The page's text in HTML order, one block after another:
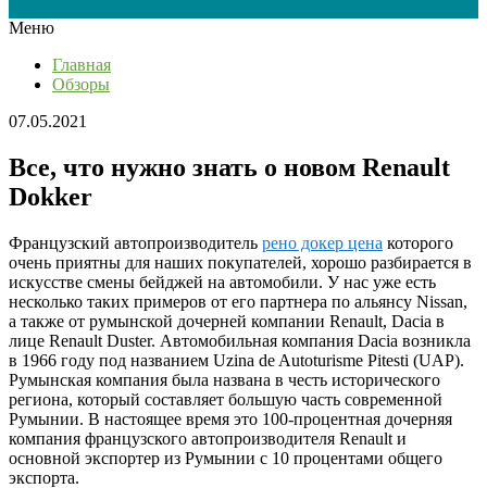
Меню
Главная
Обзоры
07.05.2021
Все, что нужно знать о новом Renault
Dokker
Французский автопроизводитель рено докер цена которого
очень приятны для наших покупателей, хорошо разбирается в
искусстве смены бейджей на автомобили. У нас уже есть
несколько таких примеров от его партнера по альянсу Nissan,
а также от румынской дочерней компании Renault, Dacia в
лице Renault Duster. Автомобильная компания Dacia возникла
в 1966 году под названием Uzina de Autoturisme Pitesti (UAP).
Румынская компания была названа в честь исторического
региона, который составляет большую часть современной
Румынии. В настоящее время это 100-процентная дочерняя
компания французского автопроизводителя Renault и
основной экспортер из Румынии с 10 процентами общего
экспорта.